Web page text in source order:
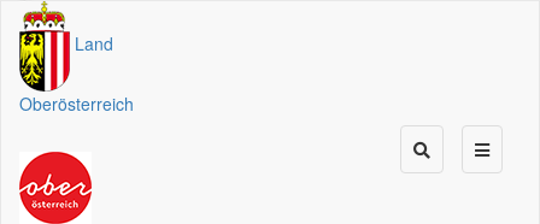
Land
Oberösterreich